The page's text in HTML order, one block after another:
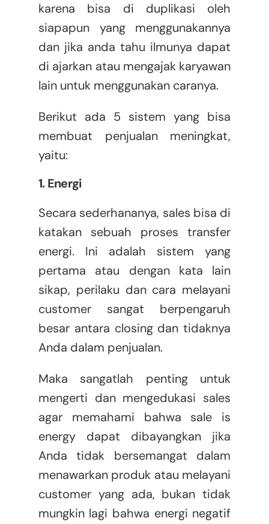
karena bisa di duplikasi oleh
siapapun yang menggunakannya
dan jika anda tahu ilmunya dapat
di ajarkan atau mengajak karyawan
lain untuk menggunakan caranya.
Berikut ada 5 sistem yang bisa
membuat penjualan meningkat,
yaitu:
1. Energi
Secara sederhananya, sales bisa di
katakan sebuah proses transfer
energi. Ini adalah sistem yang
pertama atau dengan kata lain
sikap, perilaku dan cara melayani
customer sangat berpengaruh
besar antara closing dan tidaknya
Anda dalam penjualan.
Maka sangatlah penting untuk
mengerti dan mengedukasi sales
agar memahami bahwa sale is
energy dapat dibayangkan jika
Anda tidak bersemangat dalam
menawarkan produk atau melayani
customer yang ada, bukan tidak
mungkin lagi bahwa energi negatif